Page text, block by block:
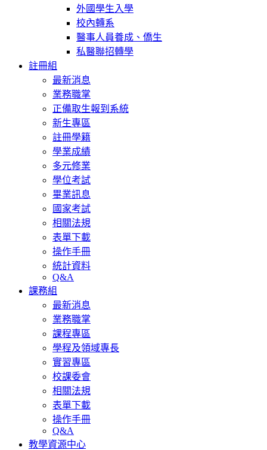
外國學生入學
校內轉系
醫事人員養成、僑生
私醫聯招轉學
註冊組
最新消息
業務職掌
正備取生報到系統
新生專區
註冊學籍
學業成績
多元修業
學位考試
畢業訊息
國家考試
相關法規
表單下載
操作手冊
統計資料
Q&A
課務組
最新消息
業務職掌
課程專區
學程及領域專長
實習專區
校課委會
相關法規
表單下載
操作手冊
Q&A
教學資源中心